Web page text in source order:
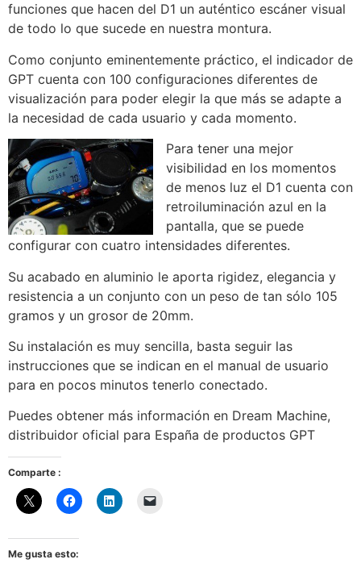
funciones que hacen del D1 un auténtico escáner visual
de todo lo que sucede en nuestra montura.
Como conjunto eminentemente práctico, el indicador de
GPT cuenta con 100 configuraciones diferentes de
visualización para poder elegir la que más se adapte a
la necesidad de cada usuario y cada momento.
Para tener una mejor
visibilidad en los momentos
de menos luz el D1 cuenta con
retroiluminación azul en la
pantalla, que se puede
configurar con cuatro intensidades diferentes.
Su acabado en aluminio le aporta rigidez, elegancia y
resistencia a un conjunto con un peso de tan sólo 105
gramos y un grosor de 20mm.
Su instalación es muy sencilla, basta seguir las
instrucciones que se indican en el manual de usuario
para en pocos minutos tenerlo conectado.
Puedes obtener más información en Dream Machine,
distribuidor oficial para España de productos GPT
Comparte :
Me gusta esto: